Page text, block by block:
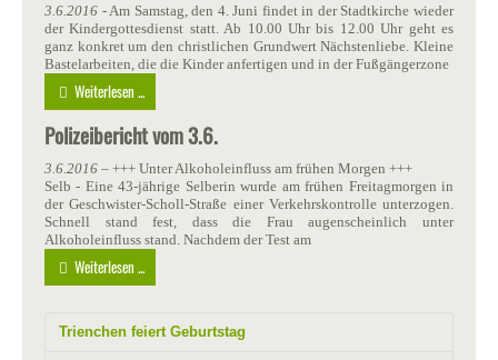
3.6.2016 - Am Samstag, den 4. Juni findet in der Stadtkirche wieder
der Kindergottesdienst statt. Ab 10.00 Uhr bis 12.00 Uhr geht es
ganz konkret um den christlichen Grundwert Nächstenliebe. Kleine
Bastelarbeiten, die die Kinder anfertigen und in der Fußgängerzone
Weiterlesen ...
Polizeibericht vom 3.6.
3.6.2016 – +++ Unter Alkoholeinfluss am frühen Morgen +++
Selb - Eine 43-jährige Selberin wurde am frühen Freitagmorgen in
der Geschwister-Scholl-Straße einer Verkehrskontrolle unterzogen.
Schnell stand fest, dass die Frau augenscheinlich unter
Alkoholeinfluss stand. Nachdem der Test am
Weiterlesen ...
Trienchen feiert Geburtstag